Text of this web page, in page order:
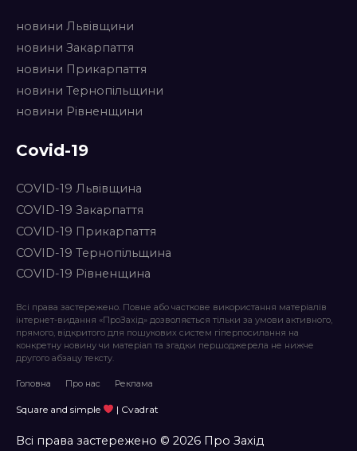
новини Львівщини
новини Закарпаття
новини Прикарпаття
новини Тернопільщини
новини Рівненщини
Covid-19
COVID-19 Львівщина
COVID-19 Закарпаття
COVID-19 Прикарпаття
COVID-19 Тернопільщина
COVID-19 Рівненщина
Всі права застережено. Повне або часткове використання матеріалів
інтернет-видання «ПроЗахід» дозволяється тільки за умови активного,
прямого, відкритого для пошукових систем гіперпосилання на
конкретну новину чи матеріал та згадки першоджерела не нижче
другого абзацу тексту.
Головна Про нас Реклама
Square and simple | Cvadrat
Всі права застережено © 2026 Про Захід